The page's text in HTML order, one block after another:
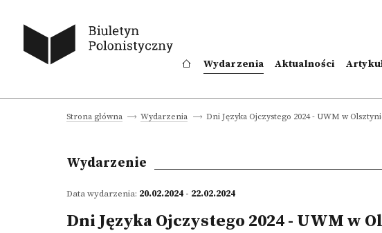
Wydarzenia Aktualności
Strona główna Wydarzenia Dni Języka Ojczystego 2024 - UWM w
Wydarzenie
Data wydarzenia: 20.02.2024 - 22.02.2024
Dni Języka Ojczystego 2024 - UWM w